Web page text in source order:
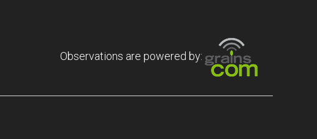
Observations are powered by: